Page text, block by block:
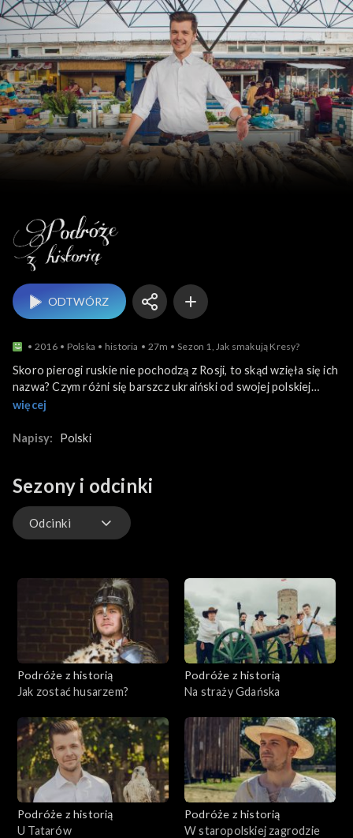
Podróże z historią
ODTWÓRZ
2016 Polska historia 27m Sezon 1, Jak smakują Kresy?
Skoro pierogi ruskie nie pochodzą z Rosji, to skąd wzięła się ich
nazwa? Czym różni się barszcz ukraiński od swojej polskiej
wersji? Radek Kotarski przemierza pola, restauracje i targi
więcej
Napisy: Polski
Sezony i odcinki
Odcinki
Podróże z historią
Jak zostać husarzem?
Podróże z historią
Na straży Gdańska
Podróże z historią
U Tatarów
Podróże z historią
W staropolskiej zagrodzie